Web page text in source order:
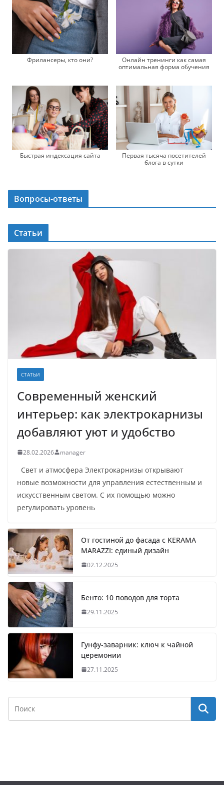
Фрилансеры, кто они?
Онлайн тренинги как самая
оптимальная форма обучения
Быстрая индексация сайта
Первая тысяча посетителей
блога в сутки
Вопросы-ответы
Статьи
СТАТЬИ
Современный женский
интерьер: как электрокарнизы
добавляют уют и удобство
28.02.2026 manager
Свет и атмосфера Электрокарнизы открывают
новые возможности для управления естественным и
искусственным светом. С их помощью можно
регулировать уровень
От гостиной до фасада с KERAMA
MARAZZI: единый дизайн
02.12.2025
Бенто: 10 поводов для торта
29.11.2025
Гунфу-заварник: ключ к чайной
церемонии
27.11.2025